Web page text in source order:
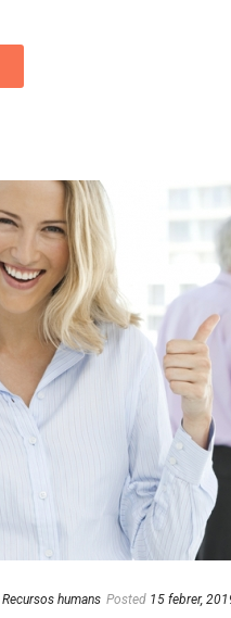
Recursos humans Posted 15 febrer,